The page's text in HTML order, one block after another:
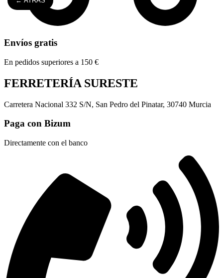
Envíos gratis
En pedidos superiores a 150 €
FERRETERÍA SURESTE
Carretera Nacional 332 S/N, San Pedro del Pinatar, 30740 Murcia
Paga con Bizum
Directamente con el banco